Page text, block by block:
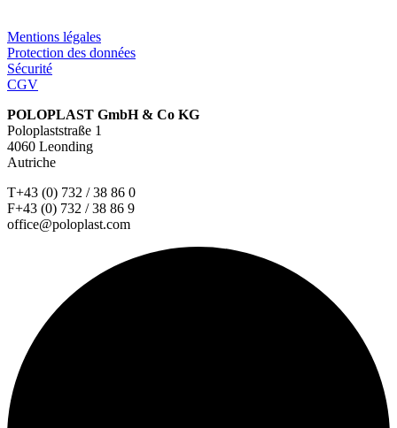
Mentions légales
Protection des données
Sécurité
CGV
POLOPLAST GmbH & Co KG
Poloplaststraße 1
4060 Leonding
Autriche
T+43 (0) 732 / 38 86 0
F+43 (0) 732 / 38 86 9
office@poloplast.com